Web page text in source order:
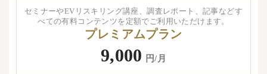
セミナーやEVリスキリング講座、調査レポート、記事などす
べての有料コンテンツを定額でご利用いただけます。
プレミアムプラン
9,000 円/月